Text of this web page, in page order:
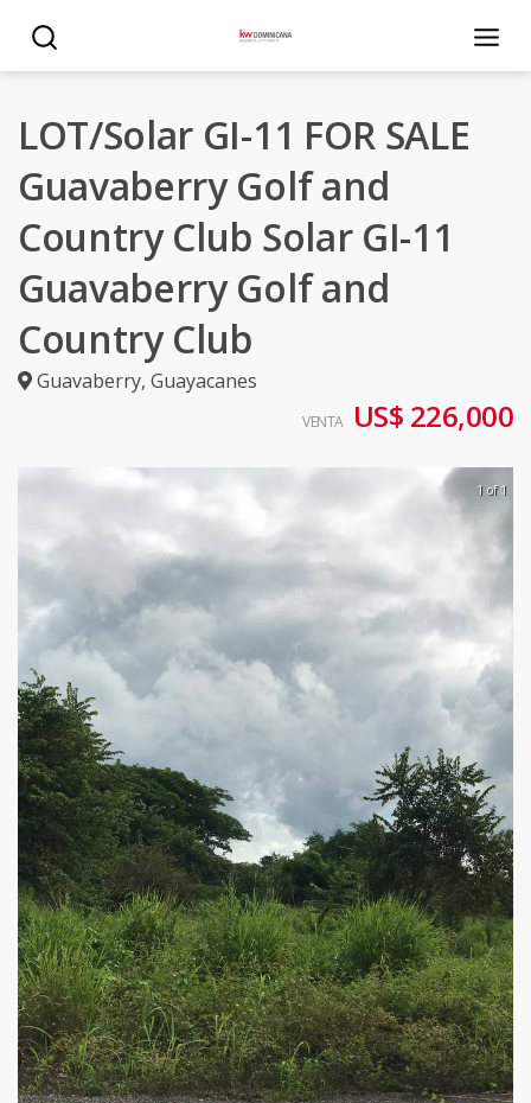
LOT/Solar GI-11 FOR SALE
Guavaberry Golf and
Country Club Solar GI-11
Guavaberry Golf and
Country Club
Guavaberry, Guayacanes
VENTA US$ 226,000
1 of 1